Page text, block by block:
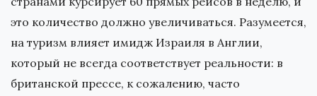
это количество должно увеличиваться. Разумеется,
на туризм влияет имидж Израиля в Англии,
который не всегда соответствует реальности: в
британской прессе, к сожалению, часто